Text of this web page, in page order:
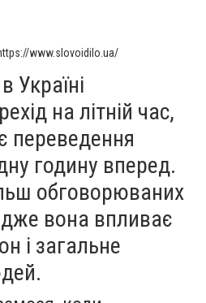
www.slovoidilo.ua/
Україні
на літній час,
переведення
годину вперед.
обговорюваних
вона впливає
і загальне